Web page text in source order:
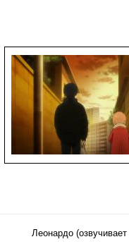
Леонардо (озвучивает